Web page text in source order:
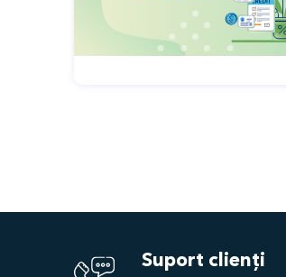
Suport clienți